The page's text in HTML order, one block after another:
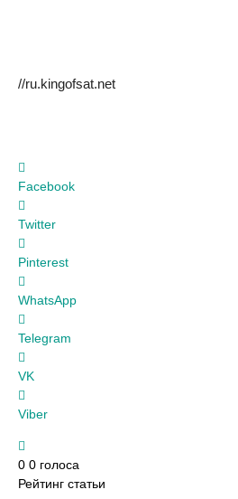
//ru.kingofsat.net
Facebook
Twitter
Pinterest
WhatsApp
Telegram
VK
Viber
0 0 голоса
Рейтинг статьи